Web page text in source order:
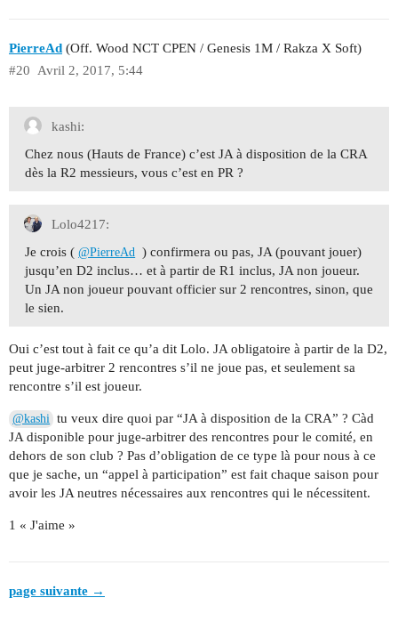
PierreAd (Off. Wood NCT CPEN / Genesis 1M / Rakza X Soft)
Avril 2, 2017, 5:44
#20
kashi:
Chez nous (Hauts de France) c’est JA à disposition de la CRA
dès la R2 messieurs, vous c’est en PR ?
Lolo4217:
Je crois ( @PierreAd
) confirmera ou pas, JA (pouvant jouer)
jusqu’en D2 inclus… et à partir de R1 inclus, JA non joueur.
Un JA non joueur pouvant officier sur 2 rencontres, sinon, que
le sien.
Oui c’est tout à fait ce qu’a dit Lolo. JA obligatoire à partir de la D2,
peut juge-arbitrer 2 rencontres s’il ne joue pas, et seulement sa
rencontre s’il est joueur.
@kashi tu veux dire quoi par “JA à disposition de la CRA” ? Càd
JA disponible pour juge-arbitrer des rencontres pour le comité, en
dehors de son club ? Pas d’obligation de ce type là pour nous à ce
que je sache, un “appel à participation” est fait chaque saison pour
avoir les JA neutres nécessaires aux rencontres qui le nécessitent.
1 « J'aime »
page suivante →